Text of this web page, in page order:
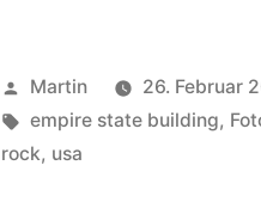
the
Rock“
Veröffentlicht
von
Martin 26. Februar
Schlagwörter:
empire state building,
rock, usa